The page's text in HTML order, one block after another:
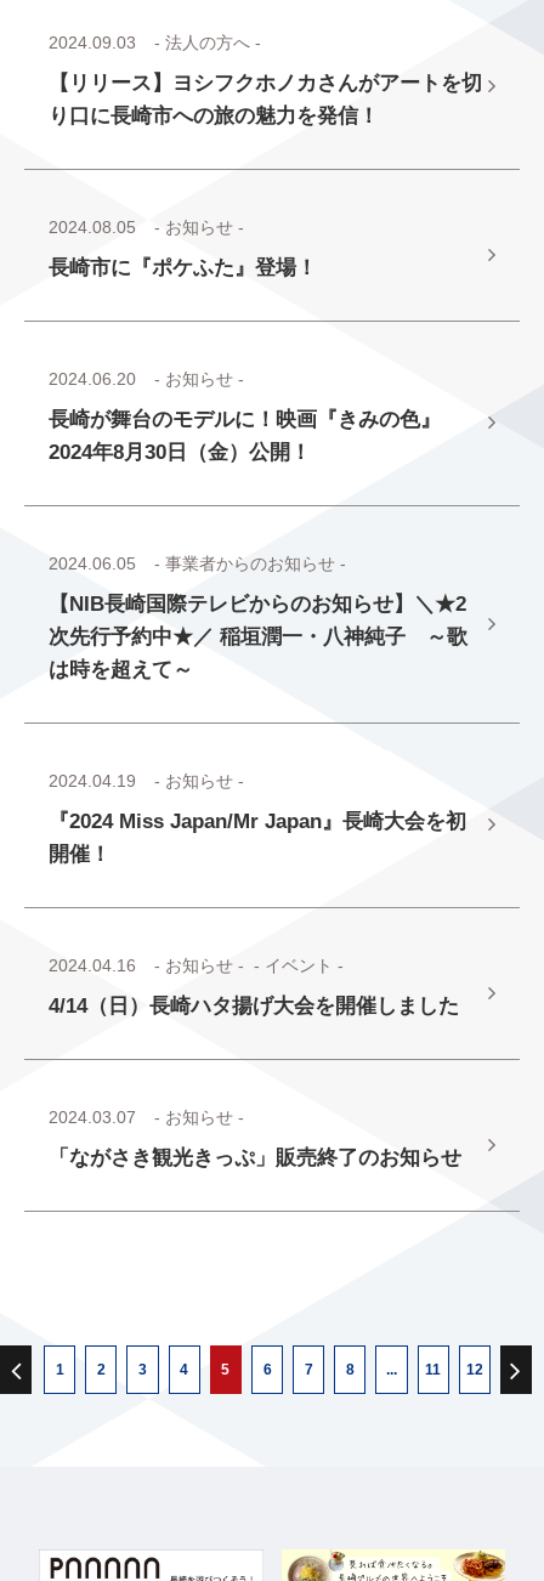
2024.09.03 - 法人の方へ -
【リリース】ヨシフクホノカさんがアートを切
り口に長崎市への旅の魅力を発信！
2024.08.05 - お知らせ -
長崎市に『ポケふた』登場！
2024.06.20 - お知らせ -
長崎が舞台のモデルに！映画『きみの色』
2024年8月30日（金）公開！
2024.06.05 - 事業者からのお知らせ -
【NIB長崎国際テレビからのお知らせ】＼★2
次先行予約中★／ 稲垣潤一・八神純子 ～歌
は時を超えて～
2024.04.19 - お知らせ -
『2024 Miss Japan/Mr Japan』長崎大会を初
開催！
2024.04.16 - お知らせ - - イベント -
4/14（日）長崎ハタ揚げ大会を開催しました
2024.03.07 - お知らせ -
「ながさき観光きっぷ」販売終了のお知らせ
1 2 3 4 5 6 7 8 ... 11 12